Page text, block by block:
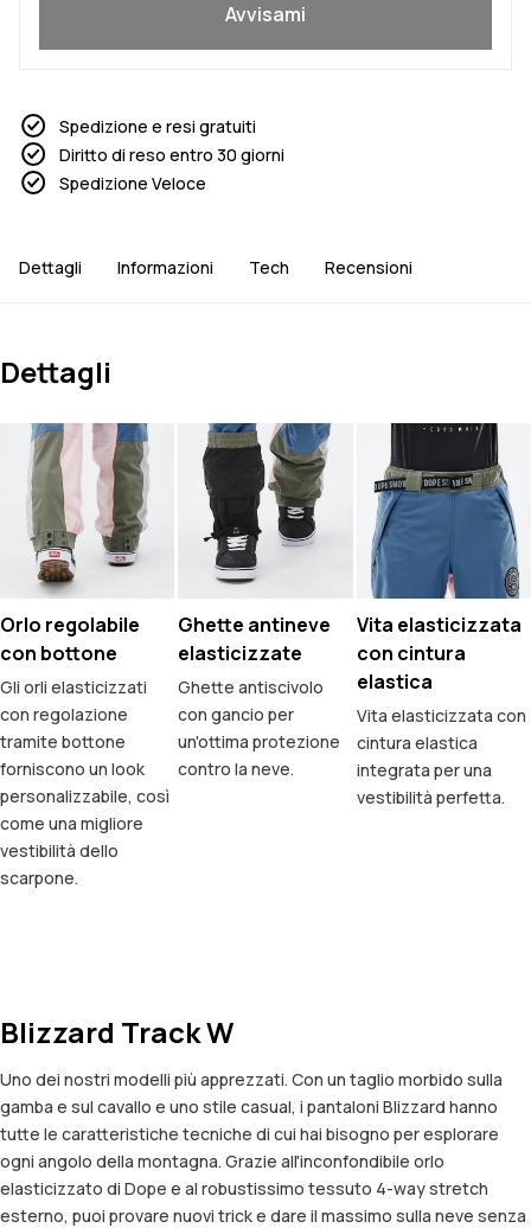
Avvisami
Spedizione e resi gratuiti
Diritto di reso entro 30 giorni
Spedizione Veloce
Dettagli Informazioni Tech Recensioni
Dettagli
Orlo regolabile
con bottone
Gli orli elasticizzati
con regolazione
tramite bottone
forniscono un look
personalizzabile, così
come una migliore
vestibilità dello
scarpone.
Ghette antineve
elasticizzate
Ghette antiscivolo
con gancio per
un'ottima protezione
contro la neve.
Vita elasticizzata
con cintura
elastica
Vita elasticizzata con
cintura elastica
integrata per una
vestibilità perfetta.
Blizzard Track W
Uno dei nostri modelli più apprezzati. Con un taglio morbido sulla
gamba e sul cavallo e uno stile casual, i pantaloni Blizzard hanno
tutte le caratteristiche tecniche di cui hai bisogno per esplorare
ogni angolo della montagna. Grazie all'inconfondibile orlo
elasticizzato di Dope e al robustissimo tessuto 4-way stretch
esterno, puoi provare nuovi trick e dare il massimo sulla neve senza